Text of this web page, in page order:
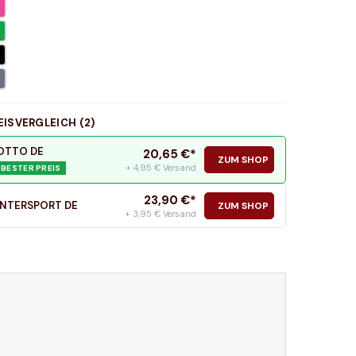
(2)
DE
BESTER PREIS
20,65 €*
+ 4,95 € Versand
ZUM SHOP
DE 23,90 €*
+ 3,95 € Versand
ZUM SHOP